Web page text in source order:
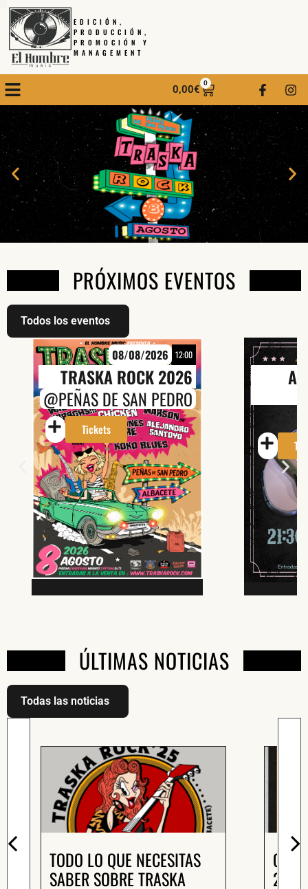
EDICIÓN,
PRODUCCIÓN,
PROMOCIÓN Y
MANAGEMENT
0,00€
0
PRÓXIMOS EVENTOS
Todos los eventos
08/08/2026 12:00
TRASKA ROCK 2026
@PEÑAS DE SAN PEDRO
Tickets
ÚLTIMAS NOTICIAS
Todas las noticias
TODO LO QUE NECESITAS
SABER SOBRE TRASKA 2025